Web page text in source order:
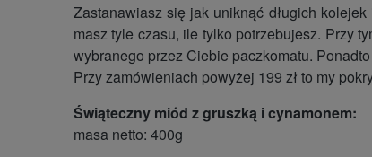
Zastanawiasz się jak uniknąć długich
masz tyle czasu, ile tylko potrzebujesz. Przy
wybranego przez Ciebie paczkomatu.
Przy zamówieniach powyżej 199 zł to my
Świąteczny miód z gruszką i cynamonem:
masa netto: 400g